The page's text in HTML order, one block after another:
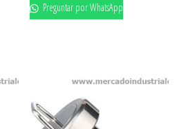
Preguntar por WhatsApp